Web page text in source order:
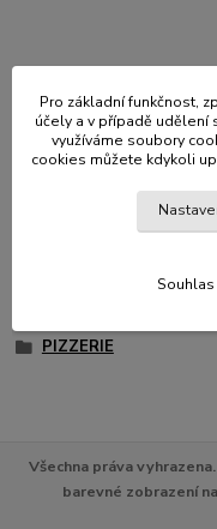
Rozměry: 40x40x4 cm
PIZZERIE
Všechna práva
barevné zobrazení
Pro základní funkčnost,
účely a v případě udělení
využíváme soubory
cookies můžete kdykoli